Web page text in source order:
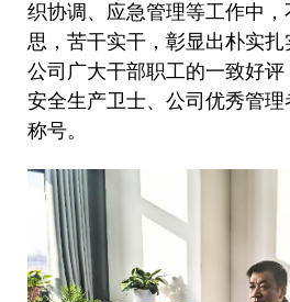
织协调、应急管理等工作中
思，苦干实干，彰显出朴实扎
公司广大干部职工的一致好评
安全生产卫士、公司优秀管
称号。